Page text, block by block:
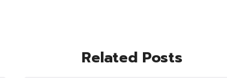
Related Posts